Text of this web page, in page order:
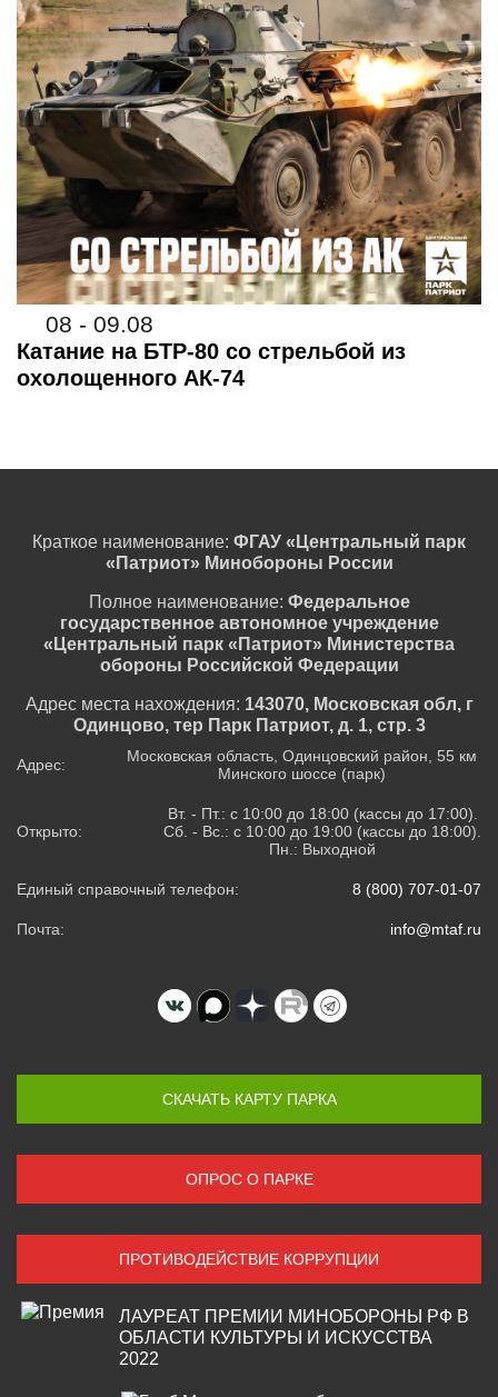
08 - 09.08
Катание на БТР-80 со стрельбой из
охолощенного АК-74
Краткое наименование: ФГАУ «Центральный парк
«Патриот» Минобороны России
Полное наименование: Федеральное
государственное автономное учреждение
«Центральный парк «Патриот» Министерства
обороны Российской Федерации
Адрес места нахождения: 143070, Московская обл, г
Одинцово, тер Парк Патриот, д. 1, стр. 3
Адрес:
Московская область, Одинцовский район, 55 км
Минского шоссе (парк)
Открыто:
Вт. - Пт.: с 10:00 до 18:00 (кассы до 17:00).
Сб. - Вс.: с 10:00 до 19:00 (кассы до 18:00).
Пн.: Выходной
Единый справочный телефон: 8 (800) 707-01-07
Почта: info@mtaf.ru
СКАЧАТЬ КАРТУ ПАРКА
ОПРОС О ПАРКЕ
ПРОТИВОДЕЙСТВИЕ КОРРУПЦИИ
ЛАУРЕАТ ПРЕМИИ МИНОБОРОНЫ РФ В
ОБЛАСТИ КУЛЬТУРЫ И ИСКУССТВА
2022